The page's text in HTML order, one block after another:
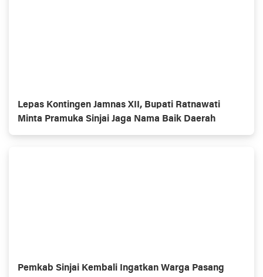
Lepas Kontingen Jamnas XII, Bupati Ratnawati
Minta Pramuka Sinjai Jaga Nama Baik Daerah
Pemkab Sinjai Kembali Ingatkan Warga Pasang